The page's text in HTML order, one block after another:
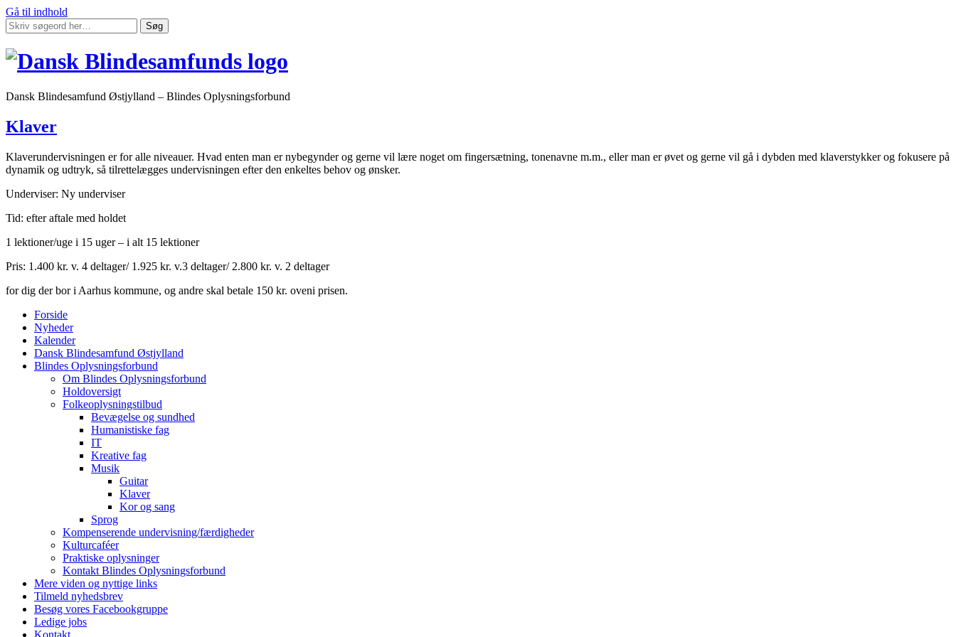
Gå til indhold
Søg
Dansk Blindesamfund Østjylland – Blindes Oplysningsforbund
Klaver
Klaverundervisningen er for alle niveauer. Hvad enten man er nybegynder og gerne vil lære noget om fingersætning, tonenavne m.m., eller man er øvet og gerne vil gå i dybden med klaverstykker og fokusere på
dynamik og udtryk, så tilrettelægges undervisningen efter den enkeltes behov og ønsker.
Underviser: Ny underviser
Tid: efter aftale med holdet
1 lektioner/uge i 15 uger – i alt 15 lektioner
Pris: 1.400 kr. v. 4 deltager/ 1.925 kr. v.3 deltager/ 2.800 kr. v. 2 deltager
for dig der bor i Aarhus kommune, og andre skal betale 150 kr. oveni prisen.
Forside
Nyheder
Kalender
Dansk Blindesamfund Østjylland
Blindes Oplysningsforbund
Om Blindes Oplysningsforbund
Holdoversigt
Folkeoplysningstilbud
Bevægelse og sundhed
Humanistiske fag
IT
Kreative fag
Musik
Guitar
Klaver
Kor og sang
Sprog
Kompenserende undervisning/færdigheder
Kulturcaféer
Praktiske oplysninger
Kontakt Blindes Oplysningsforbund
Mere viden og nyttige links
Tilmeld nyhedsbrev
Besøg vores Facebookgruppe
Ledige jobs
Kontakt